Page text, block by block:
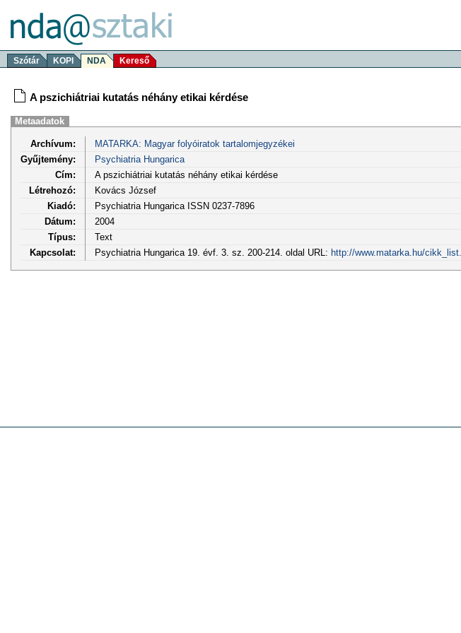
Szótár KOPI NDA Kereső
A pszichiátriai kutatás néhány etikai kérdése
Metaadatok
Archívum:
MATARKA: Magyar folyóiratok tartalomjegyzékei
Gyűjtemény:
Psychiatria Hungarica
Cím:
A pszichiátriai kutatás néhány etikai kérdése
Létrehozó:
Kovács József
Kiadó:
Psychiatria Hungarica ISSN 0237-7896
Dátum:
2004
Típus:
Text
Kapcsolat:
Psychiatria Hungarica 19. évf. 3. sz. 200-214. oldal URL: http://www.matarka.hu/